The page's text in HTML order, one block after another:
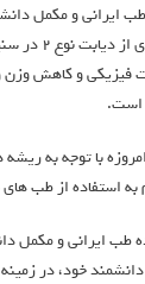
ایرانی و مکمل
فیزیکی و کاهش
است.
با توجه به
به استفاده از طب
ایرانی و مکمل
خود، در